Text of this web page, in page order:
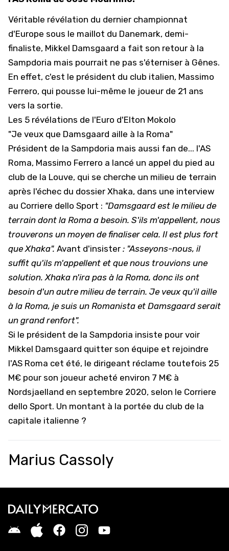
Véritable révélation du dernier championnat
d'Europe sous le maillot du Danemark, demi-
finaliste, Mikkel Damsgaard a fait son retour à la
Sampdoria mais pourrait ne pas s'éterniser à Gênes.
En effet, c'est le président du club italien, Massimo
Ferrero, qui pousse lui-même le joueur de 21 ans
vers la sortie.
Les 5 révélations de l'Euro d'Elton Mokolo
"Je veux que Damsgaard aille à la Roma"
Président de la Sampdoria mais aussi fan de... l'AS
Roma, Massimo Ferrero a lancé un appel du pied au
club de la Louve, qui se cherche un milieu de terrain
après l'échec du dossier Xhaka, dans une interview
au Corriere dello Sport : "Damsgaard est le milieu de
terrain dont la Roma a besoin. S'ils m'appellent, nous
trouverons un moyen de finaliser cela. Il est plus fort
que Xhaka". Avant d'insister : "Asseyons-nous, il
suffit qu'ils m'appellent et que nous trouvions une
solution. Xhaka n'ira pas à la Roma, donc ils ont
besoin d'un autre milieu de terrain. Je veux qu'il aille
à la Roma, je suis un Romanista et Damsgaard serait
un grand renfort".
Si le président de la Sampdoria insiste pour voir
Mikkel Damsgaard quitter son équipe et rejoindre
l'AS Roma cet été, le dirigeant réclame toutefois 25
M€ pour son joueur acheté environ 7 M€ à
Nordsjaelland en septembre 2020, selon le Corriere
dello Sport. Un montant à la portée du club de la
capitale italienne ?
Marius Cassoly